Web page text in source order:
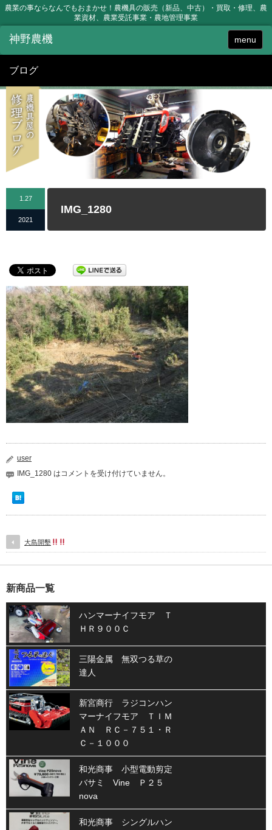
農業の事ならなんでもおまかせ！農機具の販売（新品、中古）・買取・修理、農
業資材、農業受託事業・農地管理事業
menu
ブログ
1.27
2021
IMG_1280
user
IMG_1280 はコメントを受け付けていません。
大島開墾
新商品一覧
ハンマーナイフモア Ｔ
ＨＲ９００Ｃ
三陽金属 無双つる草の
達人
新宮商行 ラジコンハン
マーナイフモア ＴＩＭ
ＡＮ ＲＣ－７５１・Ｒ
Ｃ－１０００
和光商事 小型電動剪定
バサミ Vine Ｐ２５
nova
和光商事 シングルハン